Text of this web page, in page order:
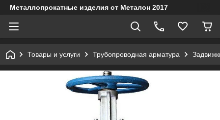
Металлопрокатные изделия от Металон 2017
Товары и услуги Трубопроводная арматура